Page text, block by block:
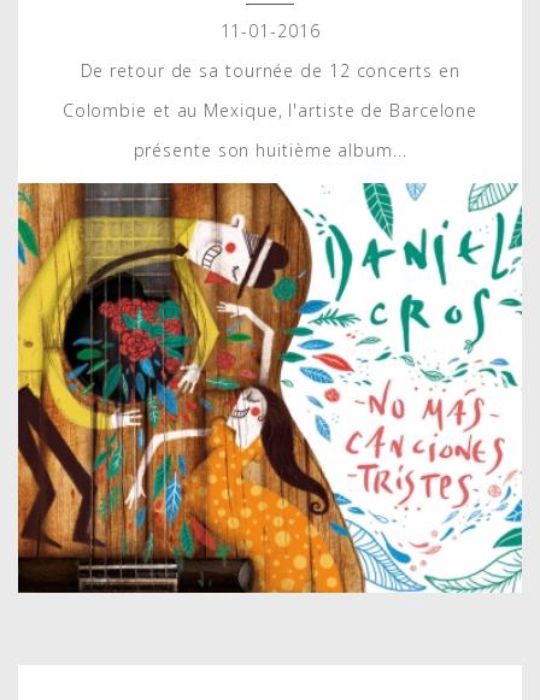
11-01-2016
De retour de sa tournée de 12 concerts en
Colombie et au Mexique, l'artiste de Barcelone
présente son huitième album...